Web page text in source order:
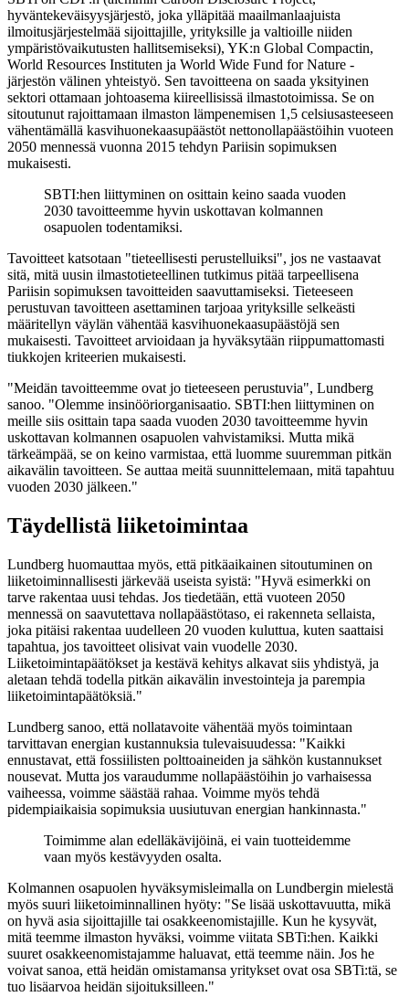
hyväntekeväisyysjärjestö, joka ylläpitää maailmanlaajuista
ilmoitusjärjestelmää sijoittajille, yrityksille ja valtioille niiden
ympäristövaikutusten hallitsemiseksi), YK:n Global Compactin,
World Resources Instituten ja World Wide Fund for Nature -
järjestön välinen yhteistyö. Sen tavoitteena on saada yksityinen
sektori ottamaan johtoasema kiireellisissä ilmastotoimissa. Se on
sitoutunut rajoittamaan ilmaston lämpenemisen 1,5 celsiusasteeseen
vähentämällä kasvihuonekaasupäästöt nettonollapäästöihin vuoteen
2050 mennessä vuonna 2015 tehdyn Pariisin sopimuksen
mukaisesti.
SBTI:hen liittyminen on osittain keino saada vuoden
2030 tavoitteemme hyvin uskottavan kolmannen
osapuolen todentamiksi.
Tavoitteet katsotaan "tieteellisesti perustelluiksi", jos ne vastaavat
sitä, mitä uusin ilmastotieteellinen tutkimus pitää tarpeellisena
Pariisin sopimuksen tavoitteiden saavuttamiseksi. Tieteeseen
perustuvan tavoitteen asettaminen tarjoaa yrityksille selkeästi
määritellyn väylän vähentää kasvihuonekaasupäästöjä sen
mukaisesti. Tavoitteet arvioidaan ja hyväksytään riippumattomasti
tiukkojen kriteerien mukaisesti.
"Meidän tavoitteemme ovat jo tieteeseen perustuvia", Lundberg
sanoo. "Olemme insinööriorganisaatio. SBTI:hen liittyminen on
meille siis osittain tapa saada vuoden 2030 tavoitteemme hyvin
uskottavan kolmannen osapuolen vahvistamiksi. Mutta mikä
tärkeämpää, se on keino varmistaa, että luomme suuremman pitkän
aikavälin tavoitteen. Se auttaa meitä suunnittelemaan, mitä tapahtuu
vuoden 2030 jälkeen."
Täydellistä liiketoimintaa
Lundberg huomauttaa myös, että pitkäaikainen sitoutuminen on
liiketoiminnallisesti järkevää useista syistä: "Hyvä esimerkki on
tarve rakentaa uusi tehdas. Jos tiedetään, että vuoteen 2050
mennessä on saavutettava nollapäästötaso, ei rakenneta sellaista,
joka pitäisi rakentaa uudelleen 20 vuoden kuluttua, kuten saattaisi
tapahtua, jos tavoitteet olisivat vain vuodelle 2030.
Liiketoimintapäätökset ja kestävä kehitys alkavat siis yhdistyä, ja
aletaan tehdä todella pitkän aikavälin investointeja ja parempia
liiketoimintapäätöksiä."
Lundberg sanoo, että nollatavoite vähentää myös toimintaan
tarvittavan energian kustannuksia tulevaisuudessa: "Kaikki
ennustavat, että fossiilisten polttoaineiden ja sähkön kustannukset
nousevat. Mutta jos varaudumme nollapäästöihin jo varhaisessa
vaiheessa, voimme säästää rahaa. Voimme myös tehdä
pidempiaikaisia sopimuksia uusiutuvan energian hankinnasta."
Toimimme alan edelläkävijöinä, ei vain tuotteidemme
vaan myös kestävyyden osalta.
Kolmannen osapuolen hyväksymisleimalla on Lundbergin mielestä
myös suuri liiketoiminnallinen hyöty: "Se lisää uskottavuutta, mikä
on hyvä asia sijoittajille tai osakkeenomistajille. Kun he kysyvät,
mitä teemme ilmaston hyväksi, voimme viitata SBTi:hen. Kaikki
suuret osakkeenomistajamme haluavat, että teemme näin. Jos he
voivat sanoa, että heidän omistamansa yritykset ovat osa SBTi:tä, se
tuo lisäarvoa heidän sijoituksilleen."